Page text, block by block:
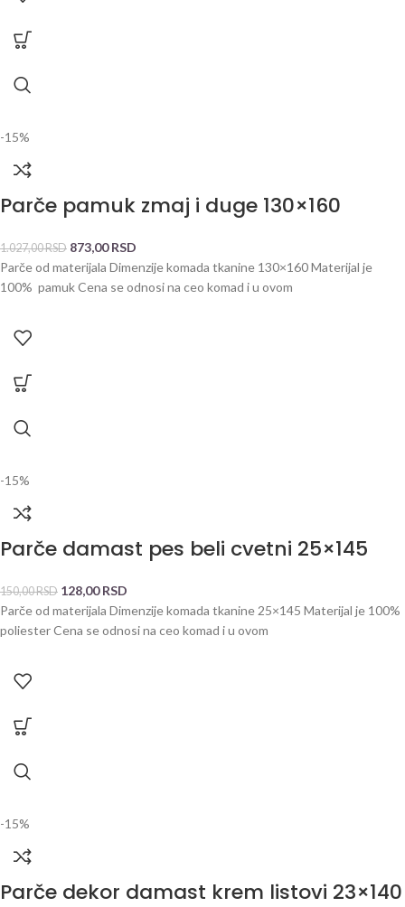
-15%
Parče pamuk zmaj i duge 130×160
1.027,00RSD 873,00RSD
Parče od materijala Dimenzije komada tkanine 130×160 Materijal je
100% pamuk Cena se odnosi na ceo komad i u ovom
-15%
Parče damast pes beli cvetni 25×145
150,00RSD 128,00RSD
Parče od materijala Dimenzije komada tkanine 25×145 Materijal je 100%
poliester Cena se odnosi na ceo komad i u ovom
-15%
Parče dekor damast krem listovi 23×140